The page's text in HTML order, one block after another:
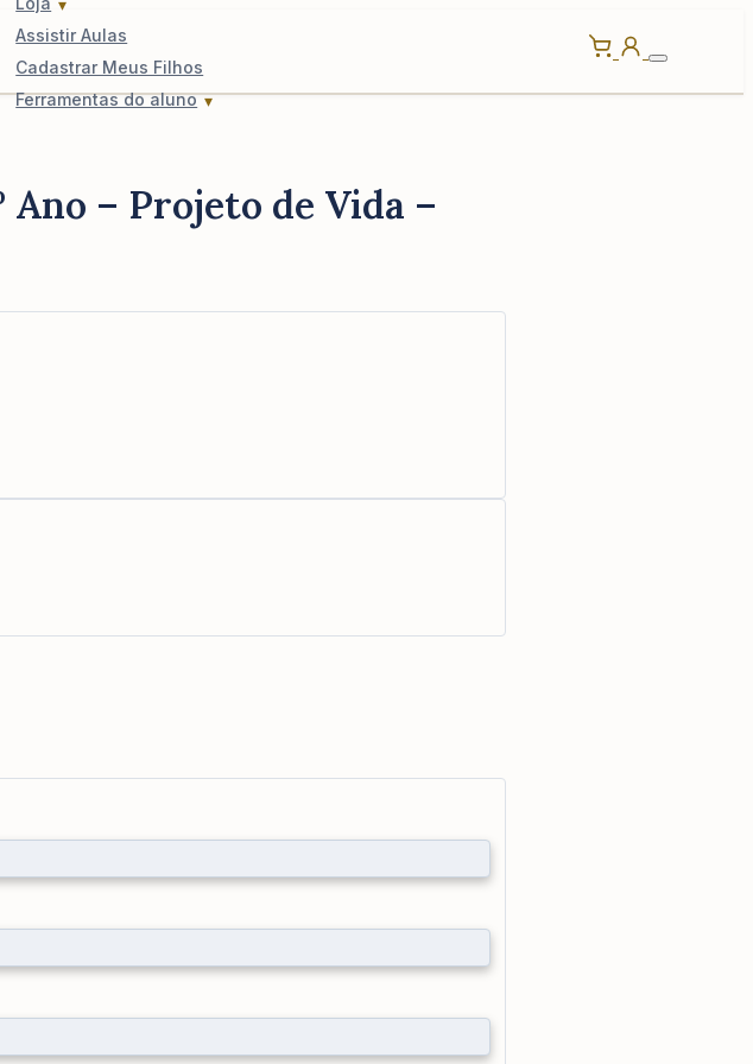
Assistir Aulas
Cadastrar Meus Filhos
Ferramentas do aluno
– Projeto de Vida –